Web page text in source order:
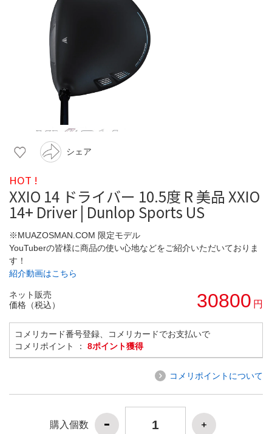
シェア
HOT !
XXIO 14 ドライバー 10.5度 R 美品 XXIO
14+ Driver | Dunlop Sports US
※MUAZOSMAN.COM 限定モデル
YouTuberの皆様に商品の使い心地などをご紹介いただいておりま
す！
紹介動画はこちら
ネット販売
価格（税込）
30800 円
コメリカード番号登録、コメリカードでお支払いで
コメリポイント ： 8ポイント獲得
コメリポイントについて
購入個数